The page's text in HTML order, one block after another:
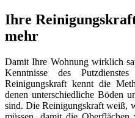
Ihre
mehr
Damit Ihre Wohnung wirklich
Kenntnisse des
Reinigungskraft kennt die
denen unterschiedliche Böden
sind. Die Reinigungskraft weiß,